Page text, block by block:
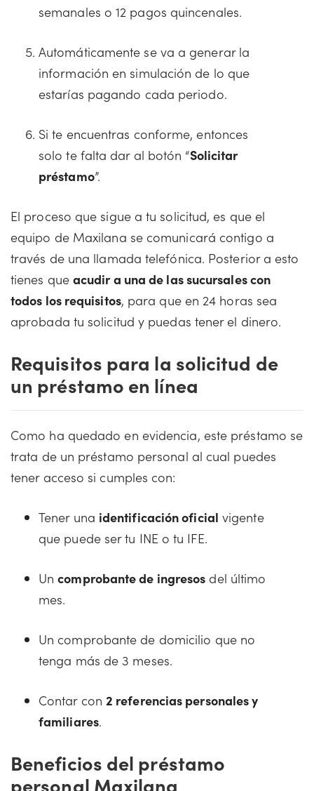
semanales o 12 pagos quincenales.
Automáticamente se va a generar la
información en simulación de lo que
estarías pagando cada periodo.
Si te encuentras conforme, entonces
solo te falta dar al botón “Solicitar
préstamo”.
El proceso que sigue a tu solicitud, es que el
equipo de Maxilana se comunicará contigo a
través de una llamada telefónica. Posterior a esto
tienes que acudir a una de las sucursales con
todos los requisitos, para que en 24 horas sea
aprobada tu solicitud y puedas tener el dinero.
Requisitos para la solicitud de
un préstamo en línea
Como ha quedado en evidencia, este préstamo se
trata de un préstamo personal al cual puedes
tener acceso si cumples con:
Tener una identificación oficial vigente
que puede ser tu INE o tu IFE.
Uncomprobante de ingresos del último
mes.
Un comprobante de domicilio que no
tenga más de 3 meses.
Contar con 2 referencias personales y
familiares.
Beneficios del préstamo
personal Maxilana